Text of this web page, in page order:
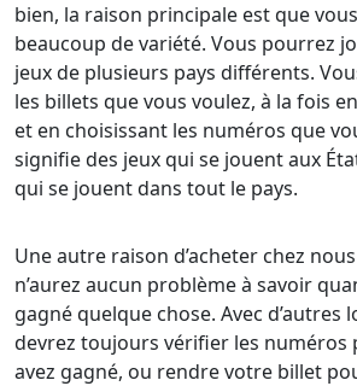
bien, la raison principale est que
beaucoup de variété. Vous pourrez
jeux de plusieurs pays différents.
les billets que vous voulez, à la fois
et en choisissant les numéros que
signifie des jeux qui se jouent aux
qui se jouent dans tout le pays.
Une autre raison d’acheter chez
n’aurez aucun problème à savoir
gagné quelque chose. Avec d’autres
devrez toujours vérifier les numéros
avez gagné, ou rendre votre billet